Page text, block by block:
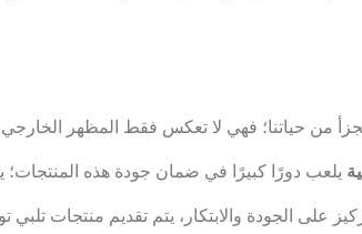
من حياتنا؛ فهي لا تعكس فقط المظهر الخارجي،
يلعب دورًا كبيرًا في ضمان جودة هذه المنتجات؛
على الجودة والابتكار، يتم تقديم منتجات